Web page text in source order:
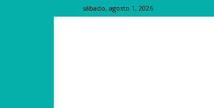
sábado, agosto 1, 2026